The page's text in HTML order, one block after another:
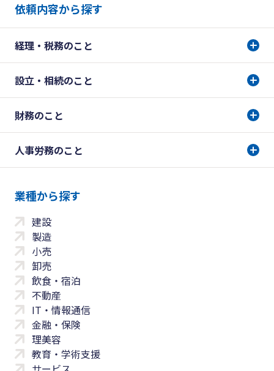
依頼内容から探す
経理・税務のこと
設立・相続のこと
財務のこと
人事労務のこと
業種から探す
建設
製造
小売
卸売
飲食・宿泊
不動産
IT・情報通信
金融・保険
理美容
教育・学術支援